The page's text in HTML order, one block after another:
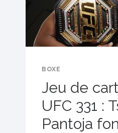
ANS
BOXE
Jeu de
UFC 331 :
Pantoja